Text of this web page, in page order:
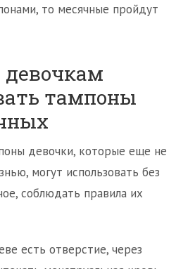
то месячные пройдут
тампоны
девочки, которые еще не
могут использовать без
соблюдать правила их
есть отверстие, через